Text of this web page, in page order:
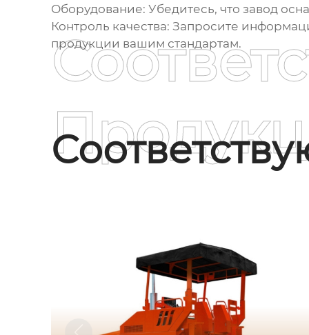
Оборудование: Убедитесь, что завод
Контроль качества: Запросите
продукции вашим стандартам.